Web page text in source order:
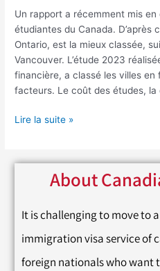
Un rapport a récemment mis
étudiantes du Canada. D’après
Ontario, est la mieux classée,
Vancouver. L’étude 2023
financière, a classé les villes
facteurs. Le coût des études, la
Lire la suite »
About
It is challenging to move to
immigration visa service of
foreign nationals who want